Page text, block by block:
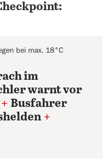
bei max. 18°C
im
warnt vor
+ Busfahrer
+